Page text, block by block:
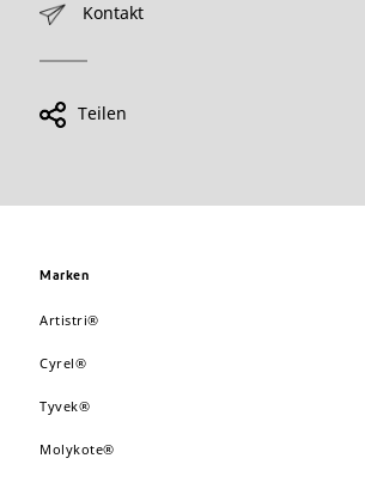
Kontakt
Teilen
Marken
Artistri®
Cyrel®
Tyvek®
Molykote®